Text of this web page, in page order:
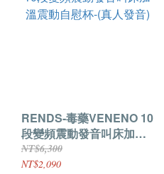
RENDS-毒藥VENENO 10
段變頻震動發音叫床加溫
震動自慰杯-(真人發音)
NT$6,300
NT$2,090